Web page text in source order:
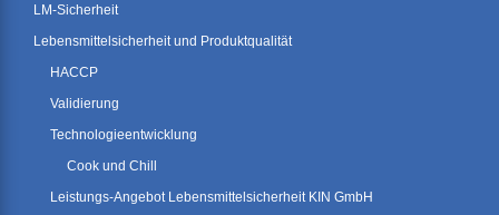
LM-Sicherheit
Lebensmittelsicherheit und Produktqualität
HACCP
Validierung
Technologieentwicklung
Cook und Chill
Leistungs-Angebot Lebensmittelsicherheit KIN GmbH